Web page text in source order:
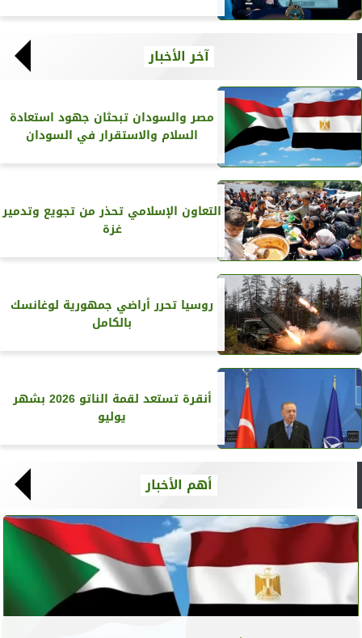
آخر الأخبار
مصر والسودان تبحثان جهود استعادة
السلام والاستقرار في السودان
التعاون الإسلامي تحذر من تجويع وتدمير
غزة
روسيا تحرر أراضي جمهورية لوغانسك
بالكامل
أنقرة تستعد لقمة الناتو 2026 بشهر
يوليو
أهم الأخبار